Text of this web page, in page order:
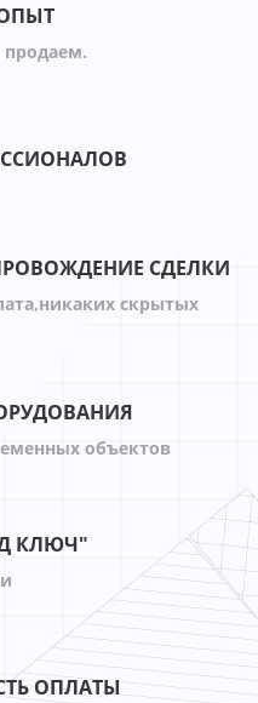
СДЕЛКИ
скрытых
объектов
КЛЮЧ"
ОПЛАТЫ